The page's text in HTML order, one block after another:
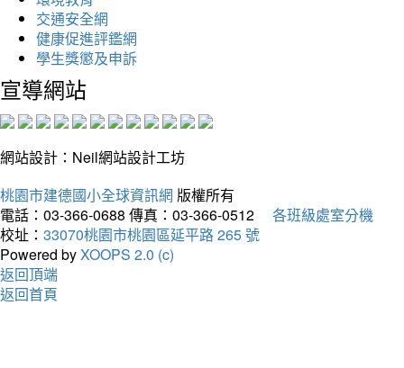
交通安全網
健康促進評鑑網
學生獎懲及申訴
宣導網站
網站設計：Neil網站設計工坊
桃園市建德國小全球資訊網 版權所有
電話：03-366-0688 傳真：03-366-0512
各班級處室分機
校址： 33070桃園市桃園區延平路 265 號
Powered byXOOPS 2.0 (c)
返回頂端
返回首頁